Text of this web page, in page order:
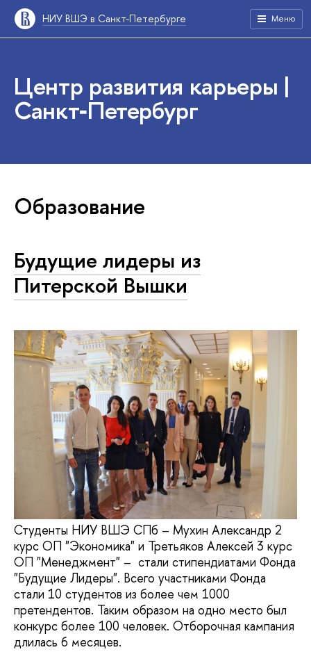
НИУ ВШЭ в Санкт-Петербурге Меню
Центр развития карьеры |
Санкт‑Петербург
Образование
Будущие лидеры из
Питерской Вышки
Студенты НИУ ВШЭ СПб – Мухин Александр 2
курс ОП "Экономика" и Третьяков Алексей 3 курс
ОП "Менеджмент" – стали стипендиатами Фонда
"Будущие Лидеры". Всего участниками Фонда
стали 10 студентов из более чем 1000
претендентов. Таким образом на одно место был
конкурс более 100 человек. Отборочная кампания
длилась 6 месяцев.